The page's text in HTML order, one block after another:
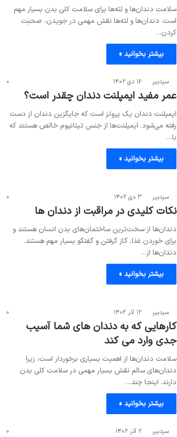
سلامت دندان‌ها و لثه‌ها برای سلامت کلی بدن بسیار مهم
است. دندان‌ها و لثه‌ها نقش مهمی در جویدن، صحبت
کردن…
بیشتر بخوانید »
سردبیر ۱۶ دی ۱۴۰۲ ۰
عمر مفید ایمپلنت دندان چقدر است؟
ایمپلنت دندان یک پروتز است که جایگزین دندان از دست
رفته می‌شود. ایمپلنت‌ها از جنس تیتانیوم خالص هستند که
با…
بیشتر بخوانید »
سردبیر ۳ دی ۱۴۰۲ ۰
نکات کلیدی در مراقبت از دندان ها
دندان‌ها از سخت‌ترین ساختمان‌های بدن انسان هستند و
برای خوردن غذا، گاز گرفتن و گفتگو بسیار مهم هستند.
دندان‌ها از…
بیشتر بخوانید »
سردبیر ۱۲ آذر ۱۴۰۲ ۰
کارهایی که به دندان های شما آسیب
جدی وارد می ‌کند
سلامت دندان‌ها از اهمیت بسیاری برخوردار است، زیرا
دندان‌های سالم نقش بسیار مهمی در سلامت کلی بدن
دارند. اینجا چند…
بیشتر بخوانید »
سردبیر ۲ آذر ۱۴۰۲ ۰